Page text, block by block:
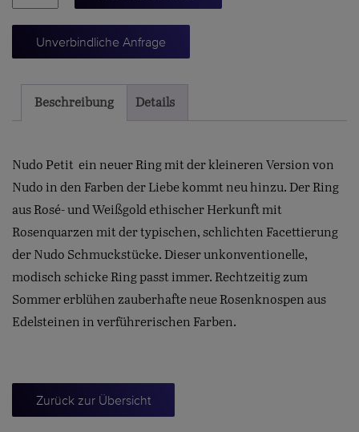
Petit,
Rosenquarz
Unverbindliche Anfrage
Beschreibung Details
Nudo Petit  ein neuer Ring mit der kleineren Version von
Nudo in den Farben der Liebe kommt neu hinzu. Der Ring
aus Rosé- und Weißgold ethischer Herkunft mit
Rosenquarzen mit der typischen, schlichten Facettierung
der Nudo Schmuckstücke. Dieser unkonventionelle,
modisch schicke Ring passt immer. Rechtzeitig zum
Sommer erblühen zauberhafte neue Rosenknospen aus
Edelsteinen in verführerischen Farben.
Zurück zur Übersicht